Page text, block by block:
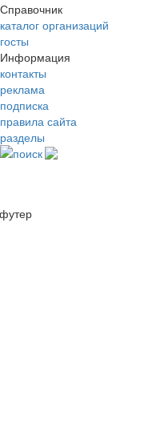
Справочник
каталог организаций
госты
Информация
контакты
реклама
подписка
правила сайта
разделы
поиск
футер